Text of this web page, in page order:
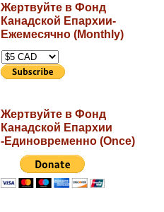
Жертвуйте в Фонд
Канадской Епархии-
Ежемесячно (Monthly)
Жертвуйте в Фонд
Канадской Епархии
-Единовременно (Once)